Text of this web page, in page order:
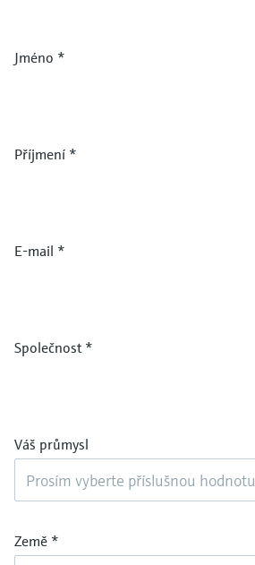
Jméno *
Příjmení *
E-mail *
Společnost *
Váš průmysl
Prosím vyberte příslušnou hodnotu
Země *